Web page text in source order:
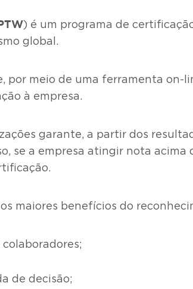
) é um programa de
global.
por meio de uma ferramenta on-
à empresa.
garante, a partir dos
se a empresa atingir nota
maiores benefícios do
de decisão;